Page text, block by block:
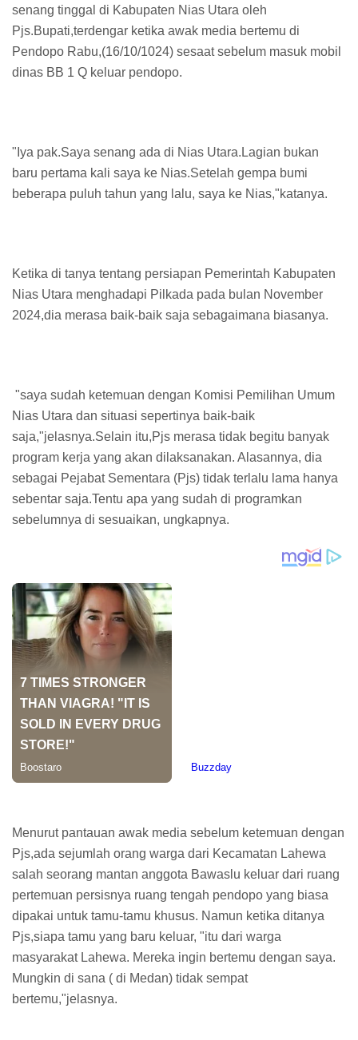
senang tinggal di Kabupaten Nias Utara oleh
Pjs.Bupati,terdengar ketika awak media bertemu di
Pendopo Rabu,(16/10/1024) sesaat sebelum masuk mobil
dinas BB 1 Q keluar pendopo.
"Iya pak.Saya senang ada di Nias Utara.Lagian bukan
baru pertama kali saya ke Nias.Setelah gempa bumi
beberapa puluh tahun yang lalu, saya ke Nias,"katanya.
Ketika di tanya tentang persiapan Pemerintah Kabupaten
Nias Utara menghadapi Pilkada pada bulan November
2024,dia merasa baik-baik saja sebagaimana biasanya.
"saya sudah ketemuan dengan Komisi Pemilihan Umum
Nias Utara dan situasi sepertinya baik-baik
saja,"jelasnya.Selain itu,Pjs merasa tidak begitu banyak
program kerja yang akan dilaksanakan. Alasannya, dia
sebagai Pejabat Sementara (Pjs) tidak terlalu lama hanya
sebentar saja.Tentu apa yang sudah di programkan
sebelumnya di sesuaikan, ungkapnya.
Menurut pantauan awak media sebelum ketemuan dengan
Pjs,ada sejumlah orang warga dari Kecamatan Lahewa
salah seorang mantan anggota Bawaslu keluar dari ruang
pertemuan persisnya ruang tengah pendopo yang biasa
dipakai untuk tamu-tamu khusus. Namun ketika ditanya
Pjs,siapa tamu yang baru keluar, "itu dari warga
masyarakat Lahewa. Mereka ingin bertemu dengan saya.
Mungkin di sana ( di Medan) tidak sempat
bertemu,"jelasnya.